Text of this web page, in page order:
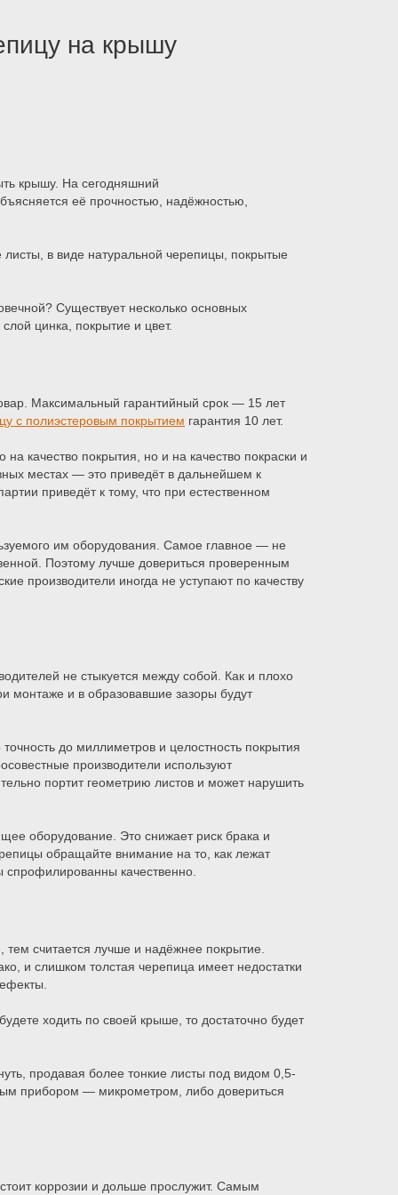
на крышу
крышу. На сегодняшний
её прочностью, надёжностью,
в виде натуральной черепицы, покрытые
Существует несколько основных
цинка, покрытие и цвет.
Максимальный гарантийный срок — 15 лет
с полиэстеровым покрытием гарантия 10 лет.
качество покрытия, но и на качество покраски и
местах — это приведёт в дальнейшем к
приведёт к тому, что при естественном
им оборудования. Самое главное — не
Поэтому лучше довериться проверенным
производители иногда не уступают по качеству
не стыкуется между собой. Как и плохо
монтаже и в образовавшие зазоры будут
до миллиметров и целостность покрытия
производители используют
портит геометрию листов и может нарушить
оборудование. Это снижает риск брака и
обращайте внимание на то, как лежат
спрофилированны качественно.
считается лучше и надёжнее покрытие.
и слишком толстая черепица имеет недостатки
ходить по своей крыше, то достаточно будет
продавая более тонкие листы под видом 0,5-
прибором — микрометром, либо довериться
коррозии и дольше прослужит. Самым